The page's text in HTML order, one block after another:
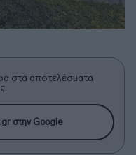
στα αποτελέσματα
στην Google